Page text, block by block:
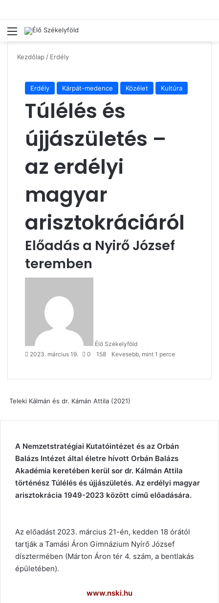
Menü
Kezdőlap / Erdély
Erdély Kárpát-medence Közélet Kultúra
Túlélés és
újjászületés –
az erdélyi
magyar
arisztokráciáról
Előadás a Nyirő József
teremben
Élő Székelyföld
2023. március 19. 0 158 Kevesebb, mint 1 perce
Teleki Kálmán és dr. Kámán Attila (2021)
A Nemzetstratégiai Kutatóintézet és az Orbán
Balázs Intézet által életre hívott Orbán Balázs
Akadémia keretében kerül sor dr. Kálmán Attila
történész Túlélés és újjászületés. Az erdélyi magyar
arisztokrácia 1949-2023 között című előadására.
Az előadást 2023. március 21-én, kedden 18 órától
tartják a Tamási Áron Gimnázium Nyírő József
dísztermében (Márton Áron tér 4. szám, a bentlakás
épületében).
www.nski.hu